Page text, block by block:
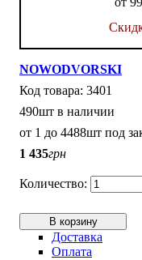
NOWODVORSKI
3401
490шт в наличии
от 1 до 4488шт под
1 435грн
В корзину
Доставка
Оплата